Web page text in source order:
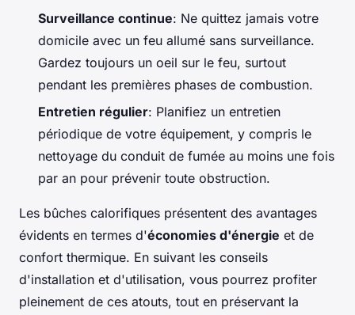
Surveillance continue: Ne quittez jamais votre
domicile avec un feu allumé sans surveillance.
Gardez toujours un oeil sur le feu, surtout
pendant les premières phases de combustion.
Entretien régulier: Planifiez un entretien
périodique de votre équipement, y compris le
nettoyage du conduit de fumée au moins une fois
par an pour prévenir toute obstruction.
Les bûches calorifiques présentent des avantages
évidents en termes d'économies d'énergie et de
confort thermique. En suivant les conseils
d'installation et d'utilisation, vous pourrez profiter
pleinement de ces atouts, tout en préservant la